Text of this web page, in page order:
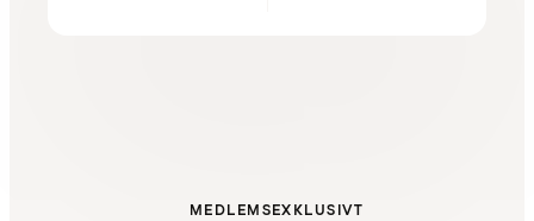
MEDLEMSEXKLUSIVT